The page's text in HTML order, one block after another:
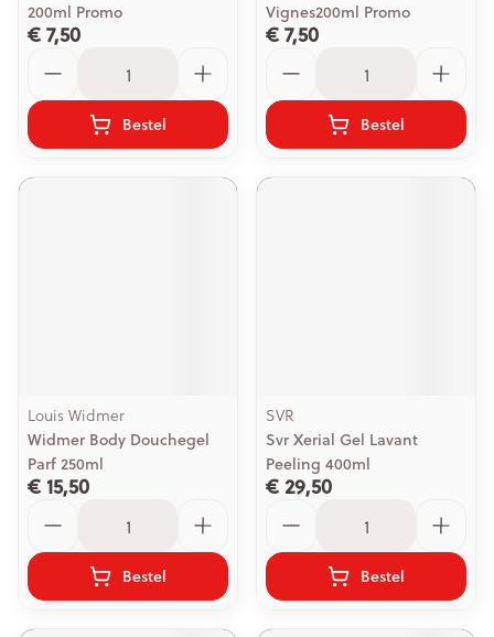
200ml Promo
€ 7,50
Bestel
Vignes200ml Promo
€ 7,50
Bestel
Louis Widmer
Widmer Body Douchegel
Parf 250ml
€ 15,50
Bestel
SVR
Svr Xerial Gel Lavant
Peeling 400ml
€ 29,50
Bestel